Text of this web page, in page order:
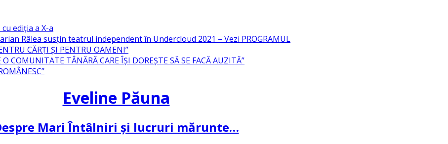
ediția a X-a
Râlea susțin teatrul independent în Undercloud 2021 – Vezi PROGRAMUL
CĂRȚI ȘI PENTRU OAMENI”
COMUNITATE TÂNĂRĂ CARE ÎȘI DOREȘTE SĂ SE FACĂ AUZITĂ”
Eveline Păuna
Mari Întâlniri și lucruri mărunte…